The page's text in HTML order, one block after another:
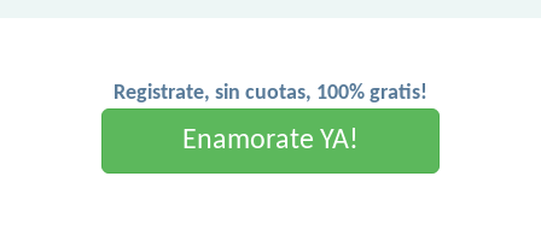
Registrate, sin cuotas, 100% gratis!
Enamorate YA!